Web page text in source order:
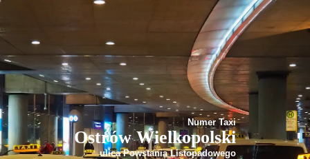
Numer Taxi
Ostrów Wielkopolski
ulica Powstania Listopadowego